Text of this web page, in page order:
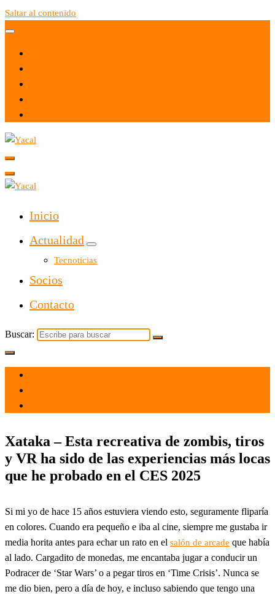
Saltar al contenido
Yacal micro hosting
Inicio
Actualidad
Tecnoticias
Socios
Contacto
Buscar:
Xataka – Esta recreativa de zombis, tiros
y VR ha sido de las experiencias más locas
que he probado en el CES 2025
Si mi yo de hace 15 años estuviera viendo esto, seguramente fliparía
en colores. Cuando era pequeño e iba al cine, siempre me gustaba ir
media horita antes para echar un rato en el salón de arcade que había
al lado. Cargadito de monedas, me encantaba jugar a conducir un
Podracer de ‘Star Wars’ o a pegar tiros en ‘Time Crisis’. Nunca se
me dio bien, pero a día de hoy, e incluso sabiendo que tengo una